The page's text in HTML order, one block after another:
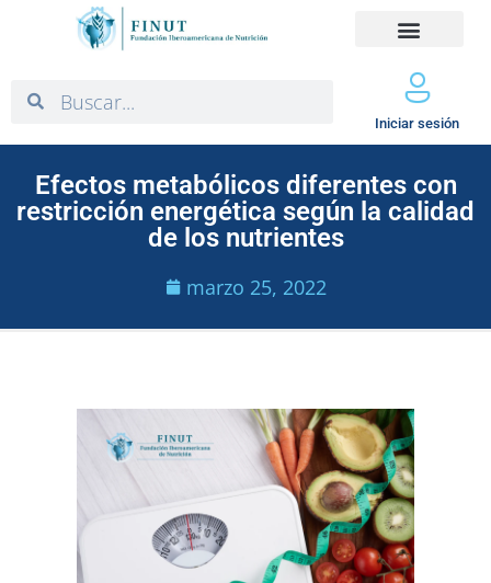
Iniciar sesión
Efectos metabólicos diferentes con
restricción energética según la calidad
de los nutrientes
marzo 25, 2022